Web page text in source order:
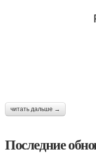
читать дальше →
Последние